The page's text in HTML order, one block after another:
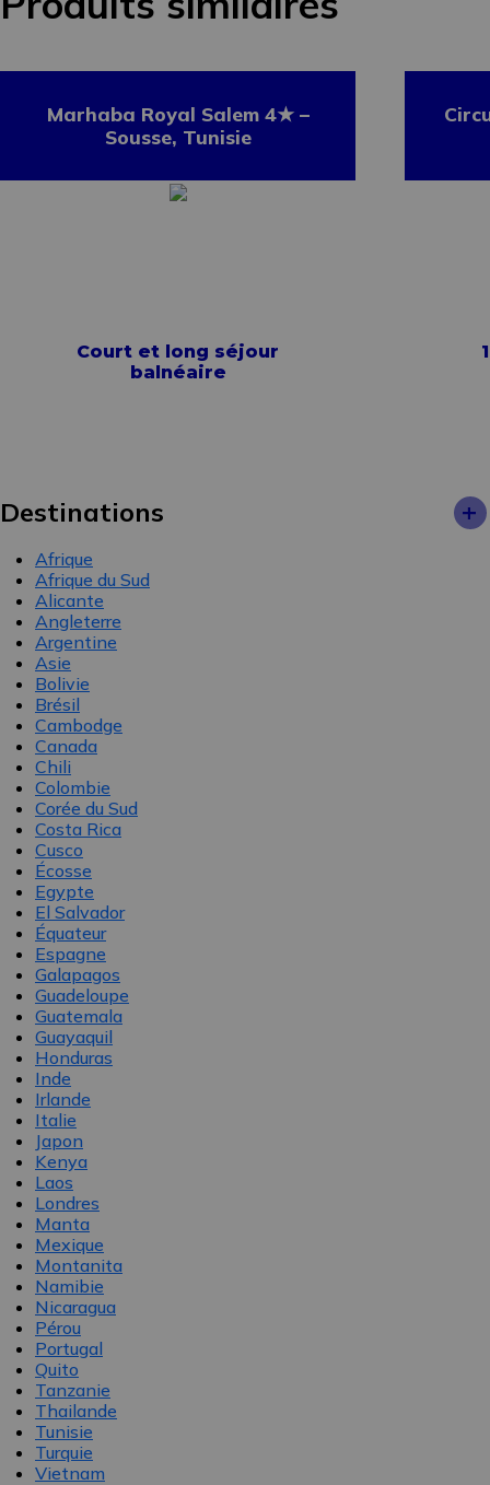
Marhaba Royal Salem 4★ –
Sousse, Tunisie
Court et long séjour
balnéaire
+
Destinations
Afrique
Afrique du Sud
Alicante
Angleterre
Argentine
Asie
Bolivie
Brésil
Cambodge
Canada
Chili
Colombie
Corée du Sud
Costa Rica
Cusco
Écosse
Egypte
El Salvador
Équateur
Espagne
Galapagos
Guadeloupe
Guatemala
Guayaquil
Honduras
Inde
Irlande
Italie
Japon
Kenya
Laos
Londres
Manta
Mexique
Montanita
Namibie
Nicaragua
Pérou
Portugal
Quito
Tanzanie
Thailande
Tunisie
Turquie
Vietnam